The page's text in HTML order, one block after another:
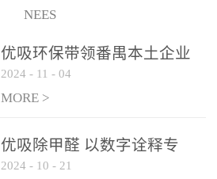
NEES
优吸环保带领番禺本​土企业
勇敢破局向“新”
2024 - 11 - 04
MORE >
优吸除甲醛 以数字诠释专
业，尽显除醛品牌实力！
2024 - 10 - 21